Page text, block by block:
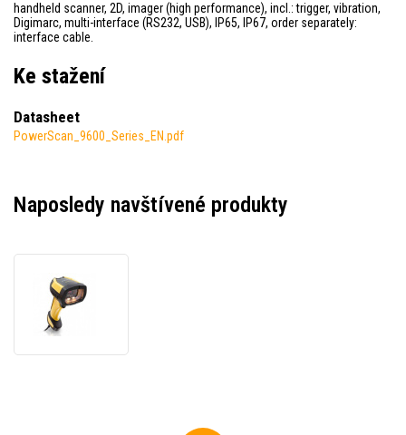
handheld scanner, 2D, imager (high performance), incl.: trigger, vibration,
Digimarc, multi-interface (RS232, USB), IP65, IP67, order separately:
interface cable.
Ke stažení
Datasheet
PowerScan_9600_Series_EN.pdf
Naposledy navštívené produkty
PD9630,